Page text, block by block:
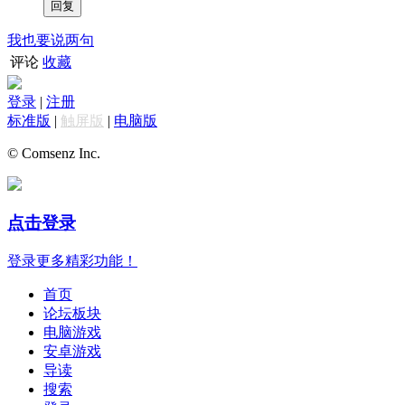
我也要说两句
评论 收藏
登录 | 注册
标准版 | 触屏版 | 电脑版
© Comsenz Inc.
点击登录
登录更多精彩功能！
首页
论坛板块
电脑游戏
安卓游戏
导读
搜索